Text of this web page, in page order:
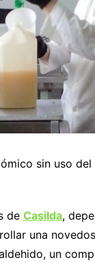
sin uso
de Casilda,
una
un